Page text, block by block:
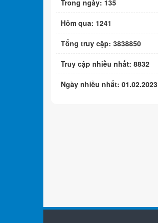
Trong ngày: 135
Hôm qua: 1241
Tổng truy cập: 3838850
Truy cập nhiều nhất: 8832
Ngày nhiều nhất: 01.02.2023